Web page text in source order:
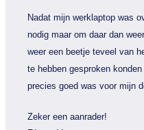
Nadat mijn werklaptop was
nodig maar om daar dan
weer een beetje teveel van
te hebben gesproken
precies goed was voor mijn
Zeker een aanrader!